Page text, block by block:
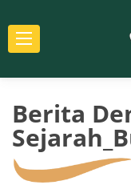
Berita